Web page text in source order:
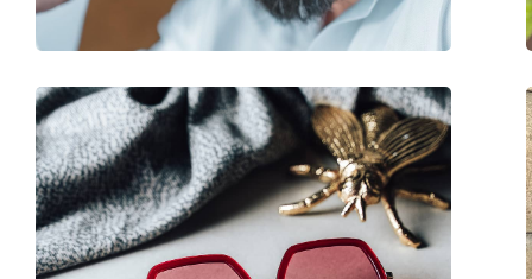
Accesorii
Suport:
Da
Lavetă pentru curățat:
Da
Altele
Sex:
Femei
Categorie:
Ochelari de soare
Brand:
M Missoni